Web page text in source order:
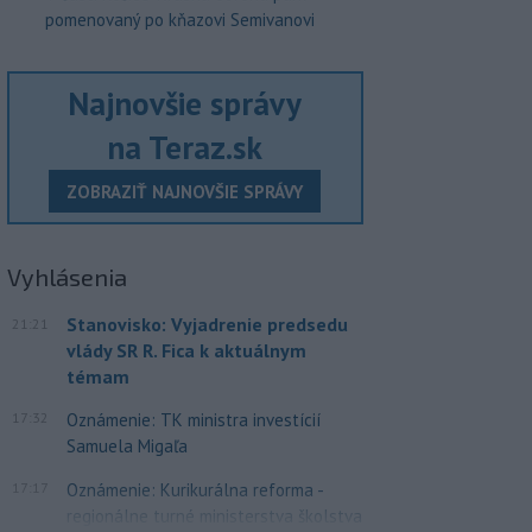
pomenovaný po kňazovi Semivanovi
Najnovšie správy
na Teraz.sk
ZOBRAZIŤ NAJNOVŠIE SPRÁVY
Vyhlásenia
21:21
Stanovisko: Vyjadrenie predsedu
vlády SR R. Fica k aktuálnym
témam
17:32
Oznámenie: TK ministra investícií
Samuela Migaľa
Oznámenie: Kurikurálna reforma -
regionálne turné ministerstva školstva